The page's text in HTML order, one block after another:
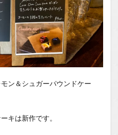
ン＆シュガーパウンドケー
キは新作です。